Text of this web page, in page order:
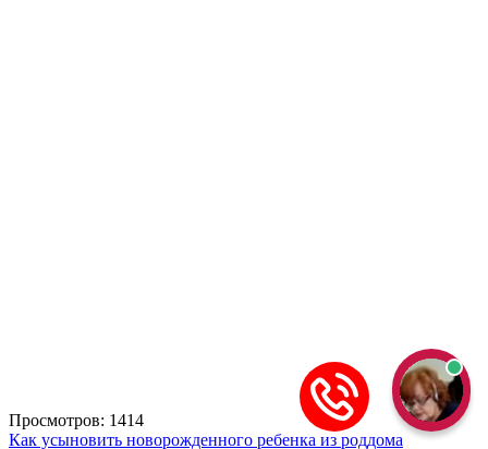
Просмотров: 1414
Как усыновить новорожденного ребенка из роддома